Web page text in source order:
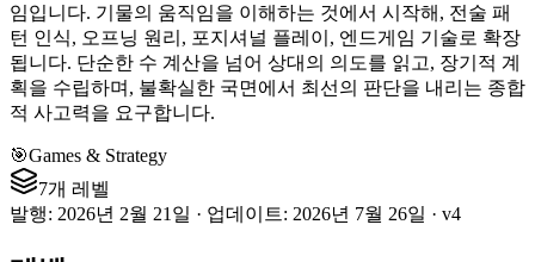
임입니다. 기물의 움직임을 이해하는 것에서 시작해, 전술 패
턴 인식, 오프닝 원리, 포지셔널 플레이, 엔드게임 기술로 확장
됩니다. 단순한 수 계산을 넘어 상대의 의도를 읽고, 장기적 계
획을 수립하며, 불확실한 국면에서 최선의 판단을 내리는 종합
적 사고력을 요구합니다.
🎯Games & Strategy
7개 레벨
발행: 2026년 2월 21일 · 업데이트: 2026년 7월 26일 · v4